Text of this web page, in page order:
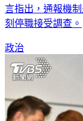
言指出，通報機
刻停職接受調查。
政治